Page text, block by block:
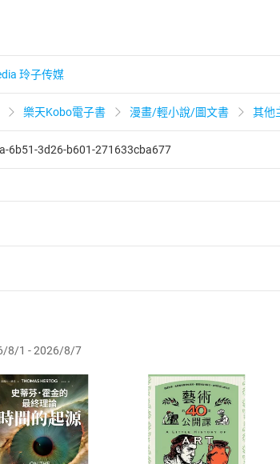
玲子传媒
樂天Kobo電子書 漫畫/輕小說/圖文書 其他
6b51-3d26-b601-271633cba677
第1項後段暨通訊交易解除權合理例外情事適用
即代表知悉本店鋪所銷售之商品為電子書，
求退貨退款。
理退貨時，請登入樂天市場，並於「我的訂單
行審核，待審核通過後將為您辦理退款事宜。
單為單位進行取消/退貨，恕無法以單支商品取
放入購物車
Shopping cart
登入帳號
Login
？
8/1 - 2026/8/7